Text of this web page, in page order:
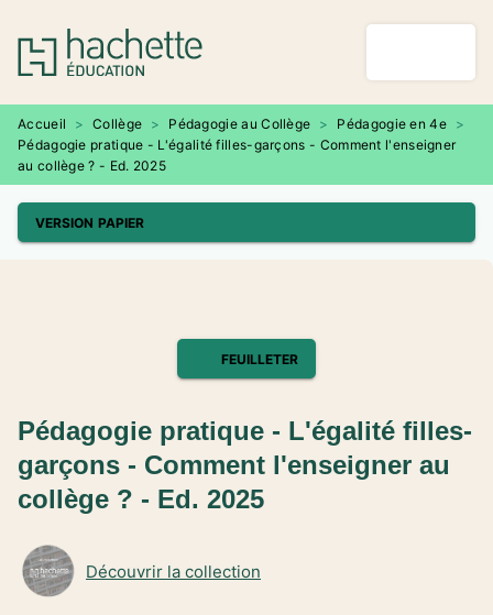
MENU RECHERCHE
PIED DE PAGE
Accueil > Collège > Pédagogie au Collège > Pédagogie en 4e
>
Pédagogie pratique - L'égalité filles-garçons - Comment l'enseigner
au collège ? - Ed. 2025
VERSION PAPIER
FEUILLETER
Découvrir la collection
Pédagogie pratique - L'égalité filles-
garçons - Comment l'enseigner au
collège ? - Ed. 2025